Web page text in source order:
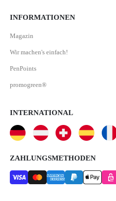
INFORMATIONEN
Magazin
Wir machen's einfach!
PenPoints
promogreen®
INTERNATIONAL
ZAHLUNGSMETHODEN